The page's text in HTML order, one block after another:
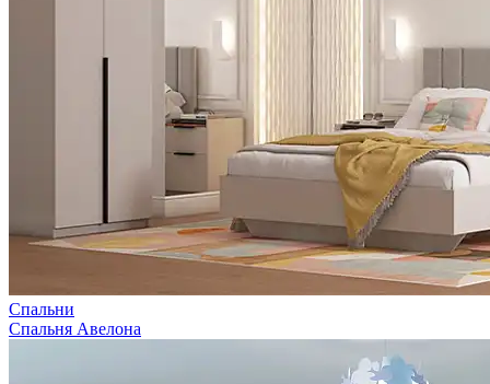
Спальни
Спальня Авелона